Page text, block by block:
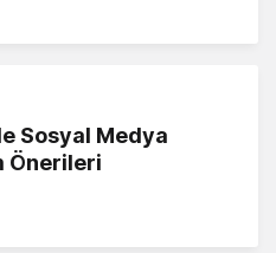
Sosyal Medya
Önerileri